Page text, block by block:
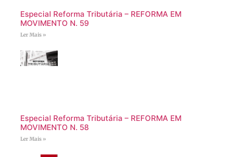
Especial Reforma Tributária – REFORMA EM
MOVIMENTO N. 59
Ler Mais »
Especial Reforma Tributária – REFORMA EM
MOVIMENTO N. 58
Ler Mais »